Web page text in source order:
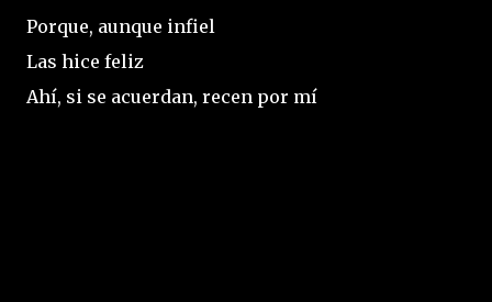
Porque, aunque infiel
Las hice feliz
Ahí, si se acuerdan, recen por mí